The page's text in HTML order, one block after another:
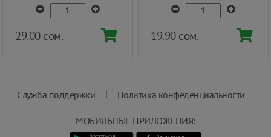
29.00 сом. 19.90 сом.
Служба поддержки | Политика конфеденциальности
МОБИЛЬНЫЕ ПРИЛОЖЕНИЯ: